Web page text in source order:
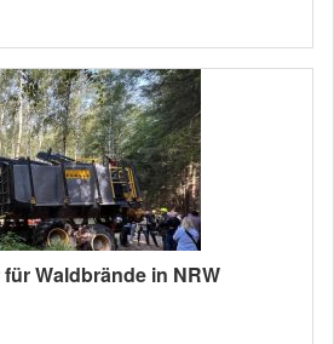
Waldbrände in NRW